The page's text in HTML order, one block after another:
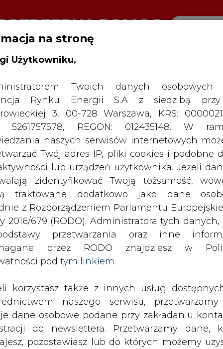
ZMIANY KADROWE NA RYNKU
na stronę
Użytkowniku,
Twoich danych osobowych
Rynku Energii S.A z siedzibą
3, 00-728 Warszawa, KRS:
5261757578, REGON: 012435148. W
naszych serwisów internetowych
Twój adres IP, pliki cookies i podobne
lub urządzeń użytkownika. Jeżeli
zidentyfikować Twoją tożsamość,
traktowane dodatkowo jako dane
z Rozporządzeniem Parlamentu
2016/679 (RODO). Administratora tych danych,
przetwarzania oraz inne
przez RODO znajdziesz w
pod tym linkiem.
korzystasz także z innych usług
naszego serwisu,
dane osobowe podane przy zakładaniu
do newslettera. Przetwarzamy dane,
pozostawiasz lub do których możemy
przejmuje biznes Power Grids ABB
drukuj skomentuj udostępnij :